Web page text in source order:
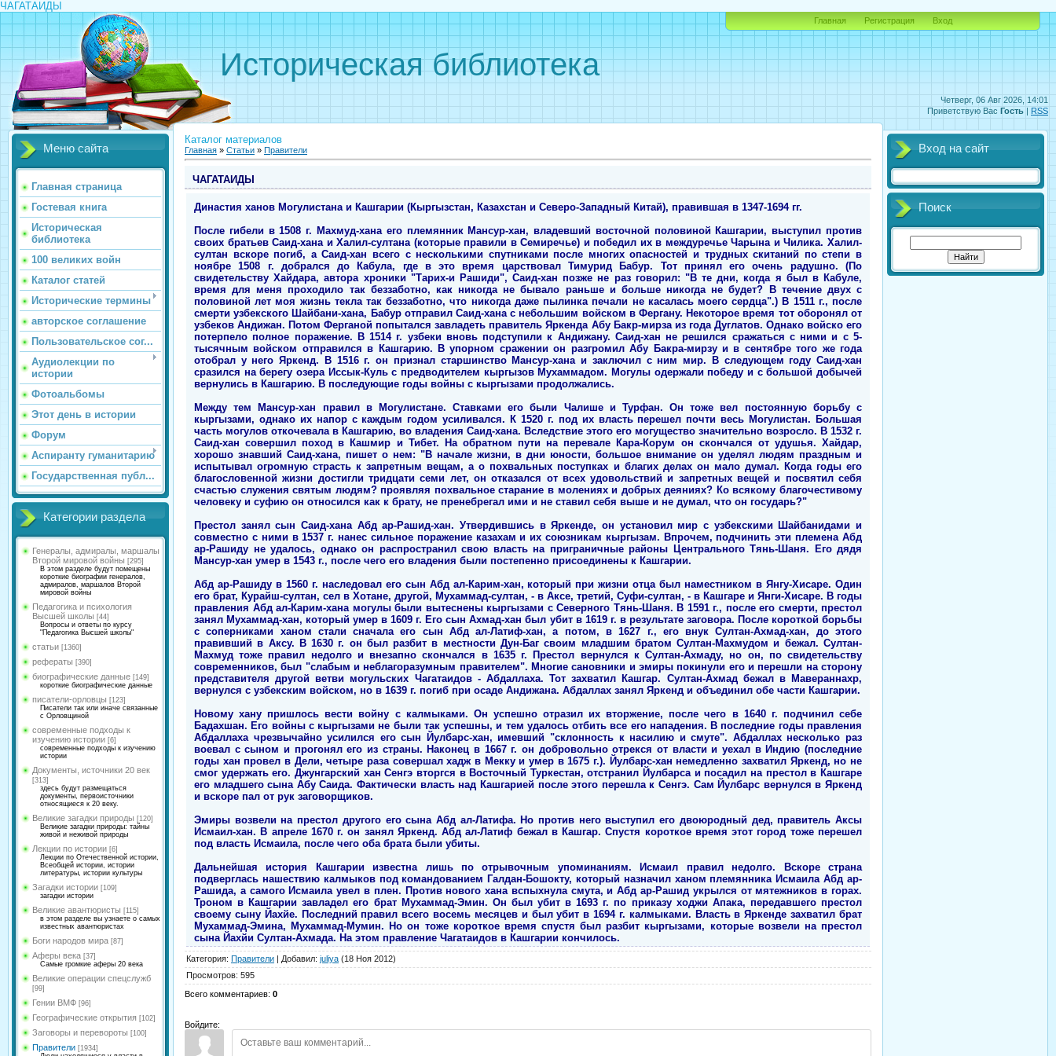
ЧАГАТАИДЫ
Четверг, 06 Авг 2026, 14:01
Приветствую Вас Гость | RSS
Историческая библиотека
Главная Регистрация Вход
Меню сайта
Главная страница
Гостевая книга
Историческая
библиотека
100 великих войн
Каталог статей
Исторические термины
авторское соглашение
Пользовательское сог...
Аудиолекции по
истории
Фотоальбомы
Этот день в истории
Форум
Аспиранту гуманитарию
Государственная публ...
Категории раздела
Генералы, адмиралы, маршалы
Второй мировой войны [295]
В этом разделе будут помещены
короткие биографии генералов,
адмиралов, маршалов Второй
мировой войны
Педагогика и психология
Высшей школы [44]
Вопросы и ответы по курсу
"Педагогика Высшей школы"
статьи [1360]
рефераты [390]
биографические данные [149]
короткие биографические данные
писатели-орловцы [123]
Писатели так или иначе связанные
с Орловщиной
современные подходы к
изучению истории [6]
современные подходы к изучению
истории
Документы, источники 20 век
[313]
здесь будут размещаться
документы, первоисточники
относящиеся к 20 веку.
Великие загадки природы [120]
Великие загадки природы: тайны
живой и неживой природы
Лекции по истории [6]
Лекции по Отечественной истории,
Всеобщей истории, истории
литературы, истории культуры
Загадки истории [109]
загадки истории
Великие авантюристы [115]
в этом разделе вы узнаете о самых
известных авантюристах
Боги народов мира [87]
Аферы века [37]
Самые громкие аферы 20 века
Великие операции спецслужб
[99]
Гении ВМФ [96]
Географические открытия [102]
Заговоры и перевороты [100]
Правители [1934]
Каталог материалов
Главная » Статьи » Правители
ЧАГАТАИДЫ
Династия ханов Могулистана и Кашгарии (Кыргызстан, Казахстан и Северо-Западный Китай), правившая в 1347-1694 гг.
После гибели в 1508 г. Махмуд-хана его племянник Мансур-хан, владевший восточной половиной Кашгарии, выступил против
своих братьев Саид-хана и Халил-султана (которые правили в Семиречье) и победил их в междуречье Чарына и Чилика. Халил-
султан вскоре погиб, а Саид-хан всего с несколькими спутниками после многих опасностей и трудных скитаний по степи в
ноябре 1508 г. добрался до Кабула, где в это время царствовал Тимурид Бабур. Тот принял его очень радушно. (По
свидетельству Хайдара, автора хроники "Тарих-и Рашиди", Саид-хан позже не раз говорил: "В те дни, когда я был в Кабуле,
время для меня проходило так беззаботно, как никогда не бывало раньше и больше никогда не будет? В течение двух с
половиной лет моя жизнь текла так беззаботно, что никогда даже пылинка печали не касалась моего сердца".) В 1511 г., после
смерти узбекского Шайбани-хана, Бабур отправил Саид-хана с небольшим войском в Фергану. Некоторое время тот оборонял от
узбеков Андижан. Потом Ферганой попытался завладеть правитель Яркенда Абу Бакр-мирза из года Дуглатов. Однако войско его
потерпело полное поражение. В 1514 г. узбеки вновь подступили к Андижану. Саид-хан не решился сражаться с ними и с 5-
тысячным войском отправился в Кашгарию. В упорном сражении он разгромил Абу Бакра-мирзу и в сентябре того же года
отобрал у него Яркенд. В 1516 г. он признал старшинство Мансур-хана и заключил с ним мир. В следующем году Саид-хан
сразился на берегу озера Иссык-Куль с предводителем кыргызов Мухаммадом. Могулы одержали победу и с большой добычей
вернулись в Кашгарию. В последующие годы войны с кыргызами продолжались.
Между тем Мансур-хан правил в Могулистане. Ставками его были Чалише и Турфан. Он тоже вел постоянную борьбу с
кыргызами, однако их напор с каждым годом усиливался. К 1520 г. под их власть перешел почти весь Могулистан. Большая
часть могулов откочевала в Кашгарию, во владения Саид-хана. Вследствие этого его могущество значительно возросло. В 1532 г.
Саид-хан совершил поход в Кашмир и Тибет. На обратном пути на перевале Кара-Корум он скончался от удушья. Хайдар,
хорошо знавший Саид-хана, пишет о нем: "В начале жизни, в дни юности, большое внимание он уделял людям праздным и
испытывал огромную страсть к запретным вещам, а о похвальных поступках и благих делах он мало думал. Когда годы его
благословенной жизни достигли тридцати семи лет, он отказался от всех удовольствий и запретных вещей и посвятил себя
счастью служения святым людям? проявляя похвальное старание в молениях и добрых деяниях? Ко всякому благочестивому
человеку и суфию он относился как к брату, не пренебрегал ими и не ставил себя выше и не думал, что он государь?"
Престол занял сын Саид-хана Абд ар-Рашид-хан. Утвердившись в Яркенде, он установил мир с узбекскими Шайбанидами и
совместно с ними в 1537 г. нанес сильное поражение казахам и их союзникам кыргызам. Впрочем, подчинить эти племена Абд
ар-Рашиду не удалось, однако он распространил свою власть на приграничные районы Центрального Тянь-Шаня. Его дядя
Мансур-хан умер в 1543 г., после чего его владения были постепенно присоединены к Кашгарии.
Абд ар-Рашиду в 1560 г. наследовал его сын Абд ал-Карим-хан, который при жизни отца был наместником в Янгу-Хисаре. Один
его брат, Курайш-султан, сел в Хотане, другой, Мухаммад-султан, - в Аксе, третий, Суфи-султан, - в Кашгаре и Янги-Хисаре. В годы
правления Абд ал-Карим-хана могулы были вытеснены кыргызами с Северного Тянь-Шаня. В 1591 г., после его смерти, престол
занял Мухаммад-хан, который умер в 1609 г. Его сын Ахмад-хан был убит в 1619 г. в результате заговора. После короткой борьбы
с соперниками ханом стали сначала его сын Абд ал-Латиф-хан, а потом, в 1627 г., его внук Султан-Ахмад-хан, до этого
правивший в Аксу. В 1630 г. он был разбит в местности Дун-Баг своим младшим братом Султан-Махмудом и бежал. Султан-
Махмуд тоже правил недолго и внезапно скончался в 1635 г. Престол вернулся к Султан-Ахмаду, но он, по свидетельству
современников, был "слабым и неблагоразумным правителем". Многие сановники и эмиры покинули его и перешли на сторону
представителя другой ветви могульских Чагатаидов - Абдаллаха. Тот захватил Кашгар. Султан-Ахмад бежал в Мавераннахр,
вернулся с узбекским войском, но в 1639 г. погиб при осаде Андижана. Абдаллах занял Яркенд и объединил обе части Кашгарии.
Новому хану пришлось вести войну с калмыками. Он успешно отразил их вторжение, после чего в 1640 г. подчинил себе
Бадахшан. Его войны с кыргызами не были так успешны, и тем удалось отбить все его нападения. В последние годы правления
Абдаллаха чрезвычайно усилился его сын Йулбарс-хан, имевший "склонность к насилию и смуте". Абдаллах несколько раз
воевал с сыном и прогонял его из страны. Наконец в 1667 г. он добровольно отрекся от власти и уехал в Индию (последние
годы хан провел в Дели, четыре раза совершал хадж в Мекку и умер в 1675 г.). Йулбарс-хан немедленно захватил Яркенд, но не
смог удержать его. Джунгарский хан Сенгэ вторгся в Восточный Туркестан, отстранил Йулбарса и посадил на престол в Кашгаре
его младшего сына Абу Саида. Фактически власть над Кашгарией после этого перешла к Сенгэ. Сам Йулбарс вернулся в Яркенд
и вскоре пал от рук заговорщиков.
Эмиры возвели на престол другого его сына Абд ал-Латифа. Но против него выступил его двоюродный дед, правитель Аксы
Исмаил-хан. В апреле 1670 г. он занял Яркенд. Абд ал-Латиф бежал в Кашгар. Спустя короткое время этот город тоже перешел
под власть Исмаила, после чего оба брата были убиты.
Дальнейшая история Кашгарии известна лишь по отрывочным упоминаниям. Исмаил правил недолго. Вскоре страна
подверглась нашествию калмыков под командованием Галдан-Бошокту, который назначил ханом племянника Исмаила Абд ар-
Рашида, а самого Исмаила увел в плен. Против нового хана вспыхнула смута, и Абд ар-Рашид укрылся от мятежников в горах.
Троном в Кашгарии завладел его брат Мухаммад-Эмин. Он был убит в 1693 г. по приказу ходжи Апака, передавшего престол
своему сыну Йахйе. Последний правил всего восемь месяцев и был убит в 1694 г. калмыками. Власть в Яркенде захватил брат
Мухаммад-Эмина, Мухаммад-Мумин. Но он тоже короткое время спустя был разбит кыргызами, которые возвели на престол
сына Йахйи Султан-Ахмада. На этом правление Чагатаидов в Кашгарии кончилось.
Категория: Правители | Добавил: juliya (18 Ноя 2012)
Просмотров: 595
Всего комментариев: 0
Войдите:
Вход на сайт
Поиск